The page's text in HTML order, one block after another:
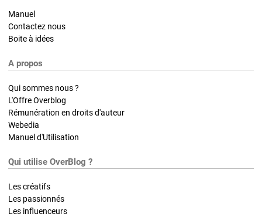
Manuel
Contactez nous
Boite à idées
A propos
Qui sommes nous ?
L'Offre Overblog
Rémunération en droits d'auteur
Webedia
Manuel d'Utilisation
Qui utilise OverBlog ?
Les créatifs
Les passionnés
Les influenceurs